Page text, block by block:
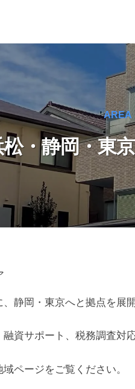
AREA
松・静岡・東
静岡・東京へと拠点を展
資サポート、税務調査対
ページをご覧ください。